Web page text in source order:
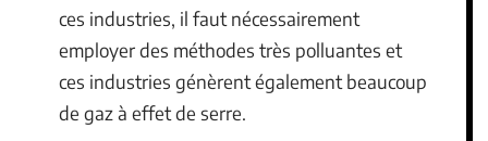
ces industries, il faut nécessairement
employer des méthodes très polluantes et
ces industries génèrent également beaucoup
de gaz à effet de serre.